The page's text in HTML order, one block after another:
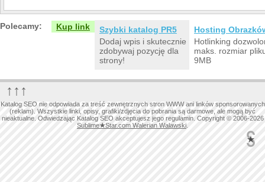
Polecamy: Kup link
Szybki katalog PR5
Dodaj wpis i skutecznie
zdobywaj pozycję dla
strony!
Hosting
Hotlinking
maks. rozmiar
9MB
↑↑↑
Katalog SEO nie odpowiada za treść zewnętrznych stron WWW ani linków sponsorowanych
(reklam). Wszystkie linki, opisy, grafiki/zdjęcia do pobrania są darmowe, ale mogą być
nieaktualne. Odwiedzając Katalog SEO akceptujesz jego regulamin. Copyright © 2006-2026
Sublime★Star.com Walerian Walawski